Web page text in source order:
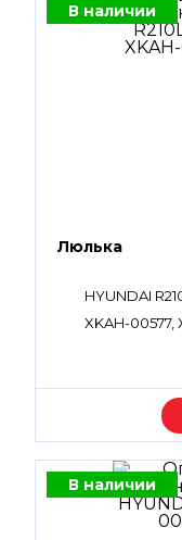
В наличии
Люлька
HYUNDAI
XKAH-00577,
В наличии